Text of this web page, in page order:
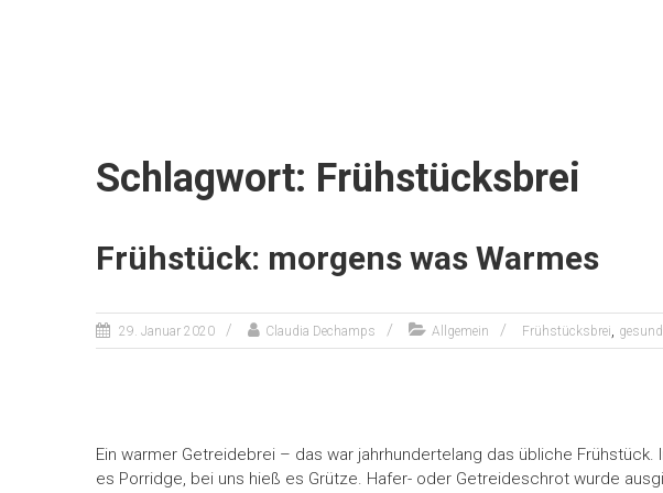
Schlagwort: Frühstücksbrei
Frühstück: morgens was Warmes
29. Januar 2020 Claudia Dechamps Allgemein Frühstücksbrei,
Ein warmer Getreidebrei – das war jahrhundertelang das übliche Frühstück.
es Porridge, bei uns hieß es Grütze. Hafer- oder Getreideschrot wurde